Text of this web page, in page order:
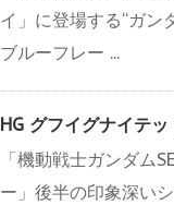
イ」に登場する“ガン
ブルーフレー ...
HG グフイグナイテ
「機動戦士ガンダム
ー」後半の印象深い